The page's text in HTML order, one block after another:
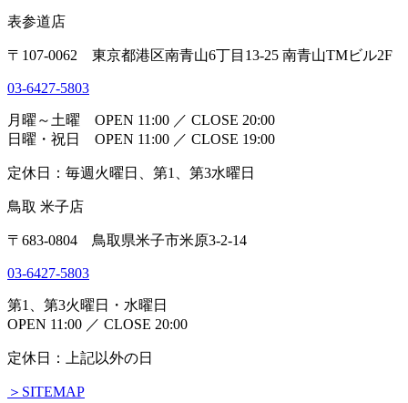
表参道店
〒107-0062 東京都港区南青山6丁目13-25 南青山TMビル2F
03-6427-5803
月曜～土曜 OPEN 11:00 ／ CLOSE 20:00
日曜・祝日 OPEN 11:00 ／ CLOSE 19:00
定休日：毎週火曜日、第1、第3水曜日
鳥取 米子店
〒683-0804 鳥取県米子市米原3-2-14
03-6427-5803
第1、第3火曜日・水曜日
OPEN 11:00 ／ CLOSE 20:00
定休日：上記以外の日
＞SITEMAP